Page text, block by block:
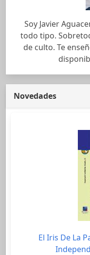
Soy Javier
todo tipo.
de culto. Te
Novedades
El Iris De La